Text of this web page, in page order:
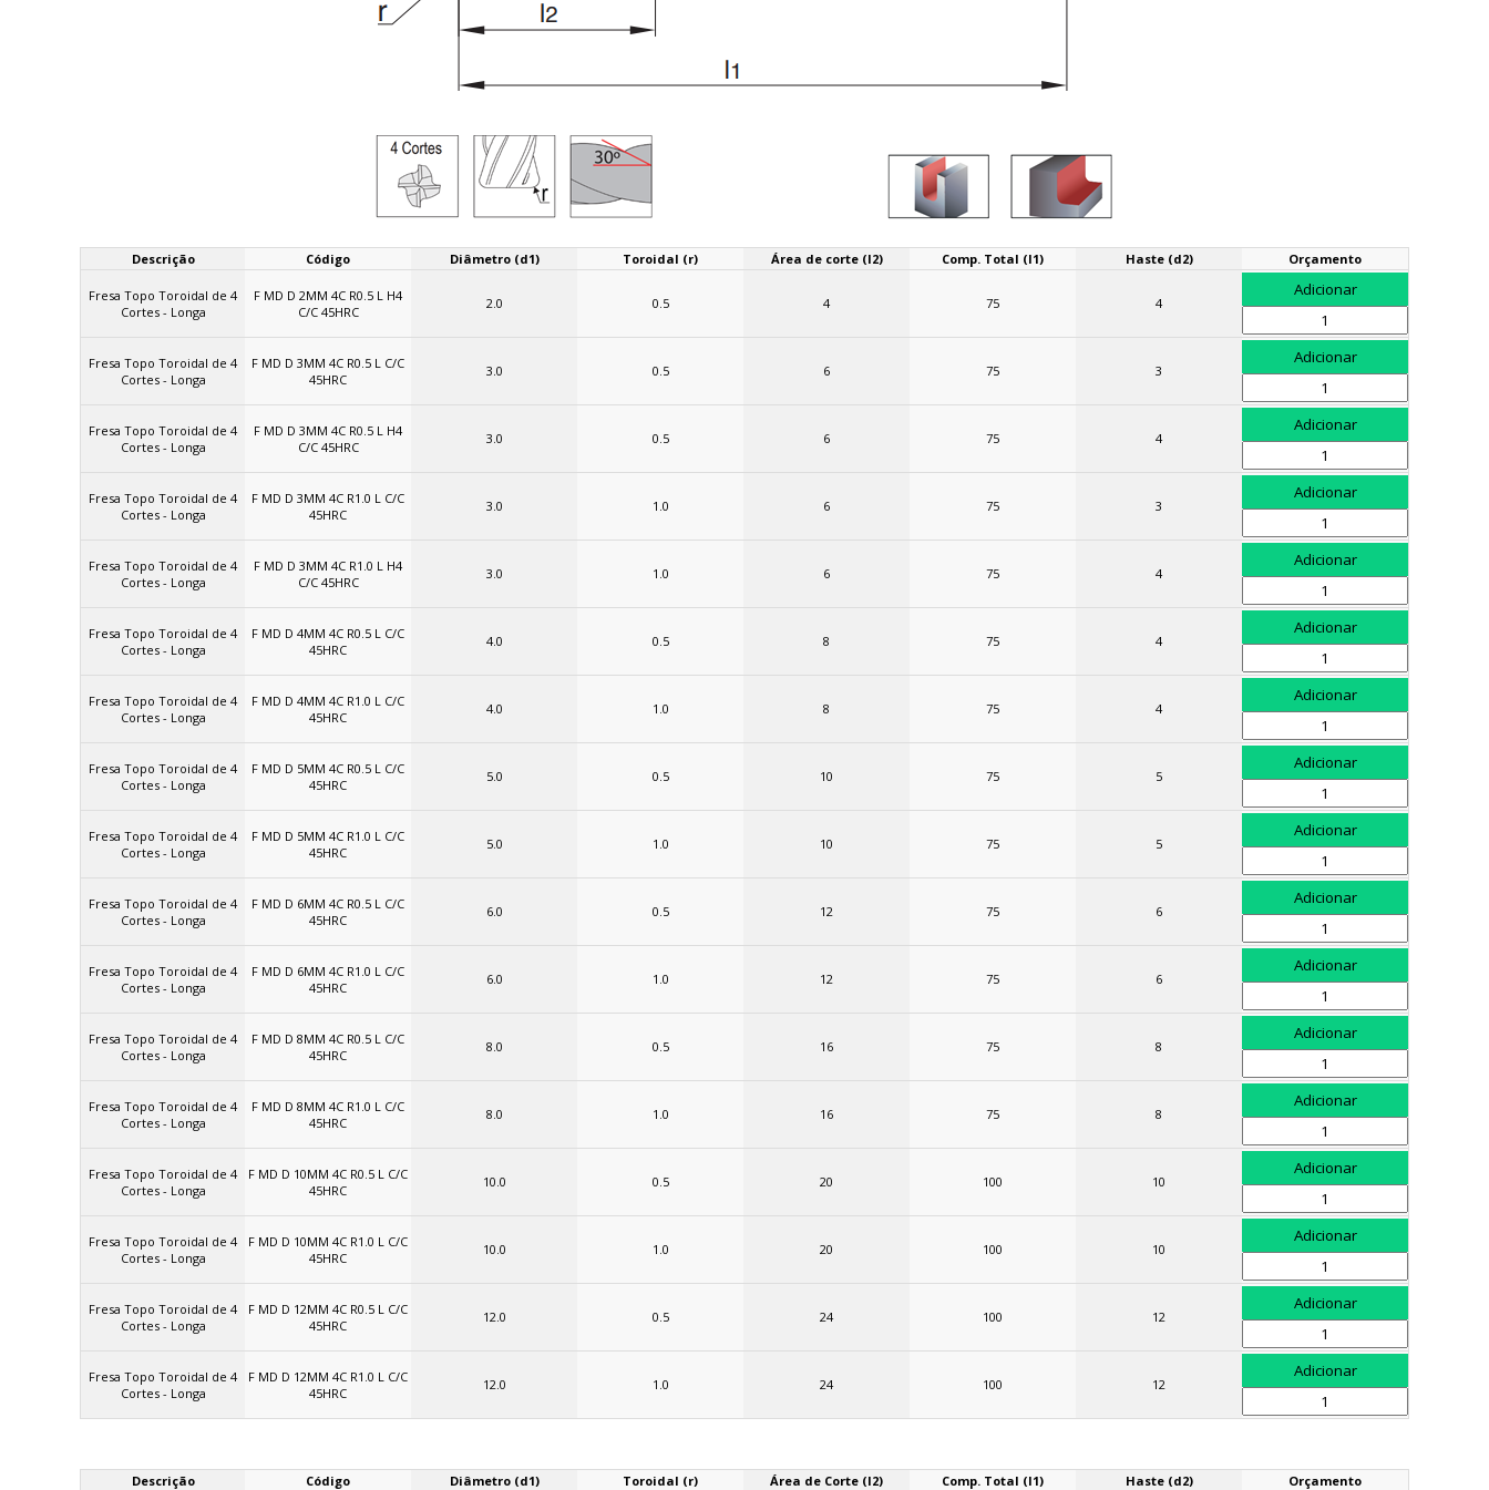
Descrição Código Diâmetro (d1) Toroidal (r) Área de corte (l2) Comp. Total (l1) Haste (d2) Orçamento
Fresa Topo Toroidal de 4
Cortes - Longa
F MD D 2MM 4C R0.5 L H4
C/C 45HRC
2.0 0.5 4 75 4
Fresa Topo Toroidal de 4
Cortes - Longa
F MD D 3MM 4C R0.5 L C/C
45HRC
3.0 0.5 6 75 3
Fresa Topo Toroidal de 4
Cortes - Longa
F MD D 3MM 4C R0.5 L H4
C/C 45HRC
3.0 0.5 6 75 4
Fresa Topo Toroidal de 4
Cortes - Longa
F MD D 3MM 4C R1.0 L C/C
45HRC
3.0 1.0 6 75 3
Fresa Topo Toroidal de 4
Cortes - Longa
F MD D 3MM 4C R1.0 L H4
C/C 45HRC
3.0 1.0 6 75 4
Fresa Topo Toroidal de 4
Cortes - Longa
F MD D 4MM 4C R0.5 L C/C
45HRC
4.0 0.5 8 75 4
Fresa Topo Toroidal de 4
Cortes - Longa
F MD D 4MM 4C R1.0 L C/C
45HRC
4.0 1.0 8 75 4
Fresa Topo Toroidal de 4
Cortes - Longa
F MD D 5MM 4C R0.5 L C/C
45HRC
5.0 0.5 10 75 5
Fresa Topo Toroidal de 4
Cortes - Longa
F MD D 5MM 4C R1.0 L C/C
45HRC
5.0 1.0 10 75 5
Fresa Topo Toroidal de 4
Cortes - Longa
F MD D 6MM 4C R0.5 L C/C
45HRC
6.0 0.5 12 75 6
Fresa Topo Toroidal de 4
Cortes - Longa
F MD D 6MM 4C R1.0 L C/C
45HRC
6.0 1.0 12 75 6
Fresa Topo Toroidal de 4
Cortes - Longa
F MD D 8MM 4C R0.5 L C/C
45HRC
8.0 0.5 16 75 8
Fresa Topo Toroidal de 4
Cortes - Longa
F MD D 8MM 4C R1.0 L C/C
45HRC
8.0 1.0 16 75 8
Fresa Topo Toroidal de 4
Cortes - Longa
F MD D 10MM 4C R0.5 L C/C
45HRC
10.0 0.5 20 100 10
Fresa Topo Toroidal de 4
Cortes - Longa
F MD D 10MM 4C R1.0 L C/C
45HRC
10.0 1.0 20 100 10
Fresa Topo Toroidal de 4
Cortes - Longa
F MD D 12MM 4C R0.5 L C/C
45HRC
12.0 0.5 24 100 12
Fresa Topo Toroidal de 4
Cortes - Longa
F MD D 12MM 4C R1.0 L C/C
45HRC
12.0 1.0 24 100 12
Descrição Código Diâmetro (d1) Toroidal (r) Área de Corte (l2) Comp. Total (l1) Haste (d2) Orçamento